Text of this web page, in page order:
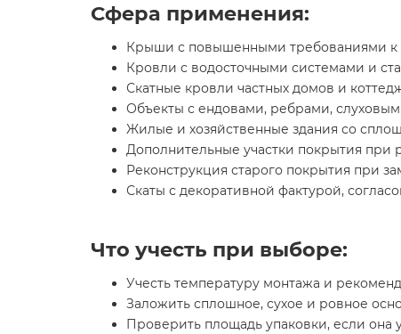
Сфера применения:
Крыши с повышенными требованиями к
Кровли с водосточными системами и
Скатные кровли частных домов и
Объекты с ендовами, ребрами,
Жилые и хозяйственные здания со
Дополнительные участки покрытия
Реконструкция старого покрытия при
Скаты с декоративной фактурой,
Что учесть при выборе:
Учесть температуру монтажа и
Заложить сплошное, сухое и ровное
Проверить площадь упаковки, если она